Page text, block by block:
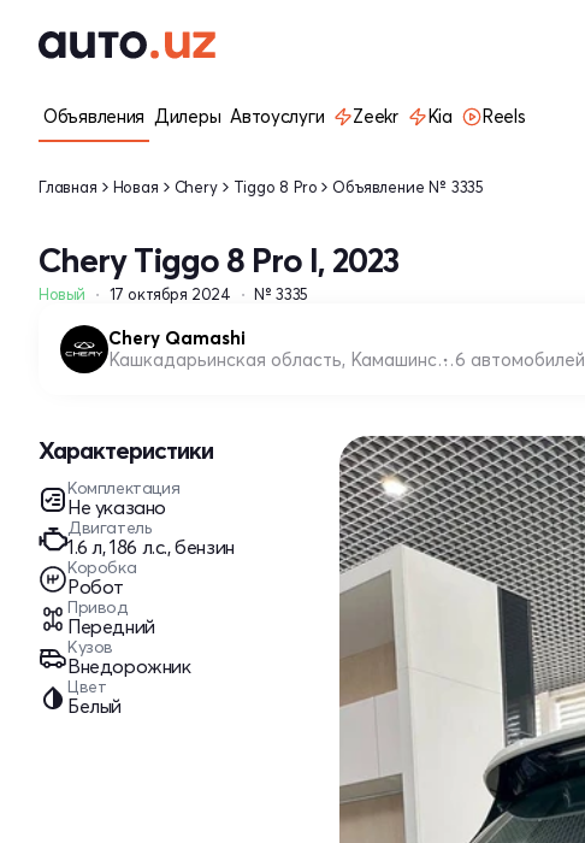
Объявления Дилеры Автоуслуги Zeekr Kia Reels
Главная Новая Chery Tiggo 8 Pro Объявление № 3335
Chery Tiggo 8 Pro I, 2023
Новый 17 октября 2024 № 3335
Chery Qamashi
Кашкадарьинская область, Камашинский район6 автомобилей
Характеристики
Комплектация
Не указано
Двигатель
1.6 л, 186 л.с., бензин
Коробка
Робот
Привод
Передний
Кузов
Внедорожник
Цвет
Белый